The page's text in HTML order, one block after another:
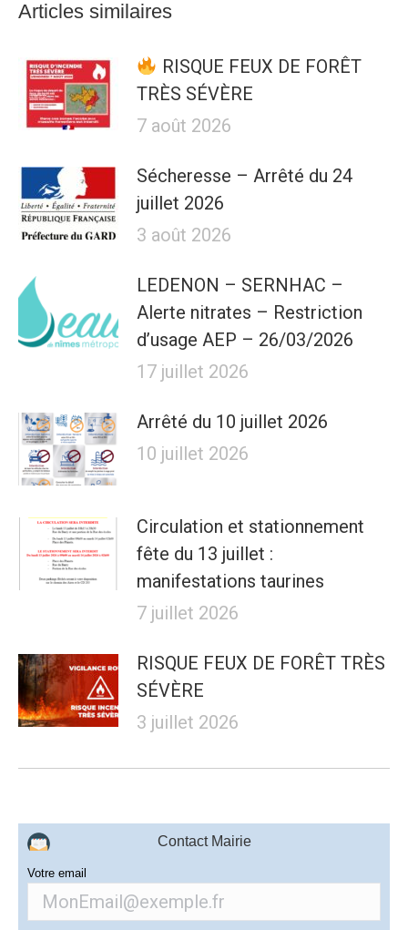
Articles similaires
RISQUE FEUX DE FORÊT
TRÈS SÉVÈRE
7 août 2026
Sécheresse – Arrêté du 24
juillet 2026
3 août 2026
LEDENON – SERNHAC –
Alerte nitrates – Restriction
d’usage AEP – 26/03/2026
17 juillet 2026
Arrêté du 10 juillet 2026
10 juillet 2026
Circulation et stationnement
fête du 13 juillet :
manifestations taurines
7 juillet 2026
RISQUE FEUX DE FORÊT TRÈS
SÉVÈRE
3 juillet 2026
Contact Mairie
Votre email